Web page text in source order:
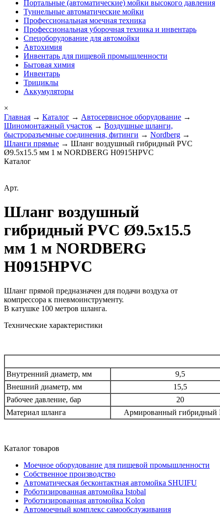
Портальные (автоматические) мойки высокого давления
Туннельные автоматические мойки
Профессиональная моечная техника
Профессиональная уборочная техника и инвентарь
Спецоборудование для автомойки
Автохимия
Инвентарь для пищевой промышленности
Бытовая химия
Инвентарь
Трициклы
Аккумуляторы
×
Главная → Каталог → Автосервисное оборудование →
Шиномонтажный участок → Воздушные шланги,
быстроразъемные соединения, фитинги → Nordberg →
Шланги прямые → Шланг воздушный гибридный PVC
Ø9.5х15.5 мм 1 м NORDBERG H0915HPVC
Каталог
Арт.
Шланг воздушный
гибридный PVC Ø9.5х15.5
мм 1 м NORDBERG
H0915HPVC
Шланг прямой предназначен для подачи воздуха от
компрессора к пневмоинструменту.
В катушке 100 метров шланга.
Технические характеристики
Внутренний диаметр, мм
9,5
Внешний диаметр, мм
15,5
Рабочее давление, бар
20
Материал шланга
Армированный
Каталог товаров
Моечное оборудование для пищевой промышленности
Собственное производство
Автоматическая бесконтактная автомойка SHUIFU
Роботизированная автомойка Istobal
Роботизированная автомойка Kolon
Автомоечный комплекс самообслуживания